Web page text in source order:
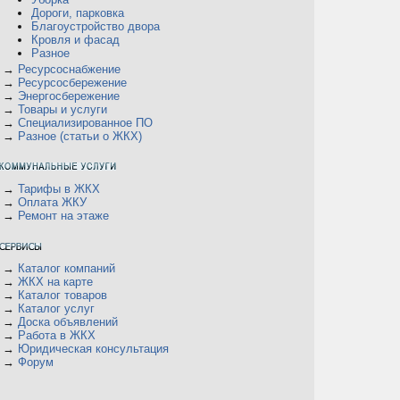
Дороги, парковка
Благоустройство двора
Кровля и фасад
Разное
→ Ресурсоснабжение
→ Ресурсосбережение
→ Энергосбережение
→ Товары и услуги
→ Специализированное ПО
→ Разное (статьи о ЖКХ)
→ Тарифы в ЖКХ
→ Оплата ЖКУ
→ Ремонт на этаже
→ Каталог компаний
→ ЖКХ на карте
→ Каталог товаров
→ Каталог услуг
→ Доска объявлений
→ Работа в ЖКХ
→ Юридическая консультация
→ Форум